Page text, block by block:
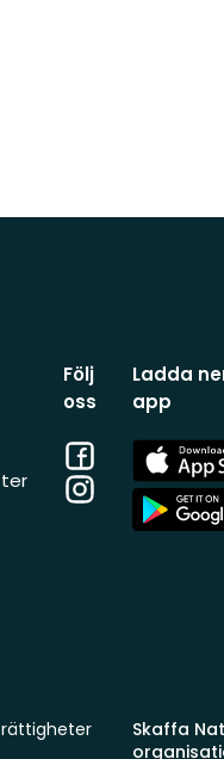
Följ
oss
Facebook
Instagram
Ladda
app
App
Store
App
Store
Skaffa
rättigheter